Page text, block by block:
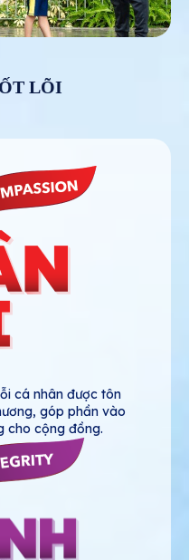
LÕI
cá nhân được tôn
góp phần vào
cho cộng đồng.